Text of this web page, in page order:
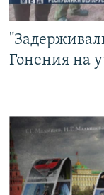
Гонения на